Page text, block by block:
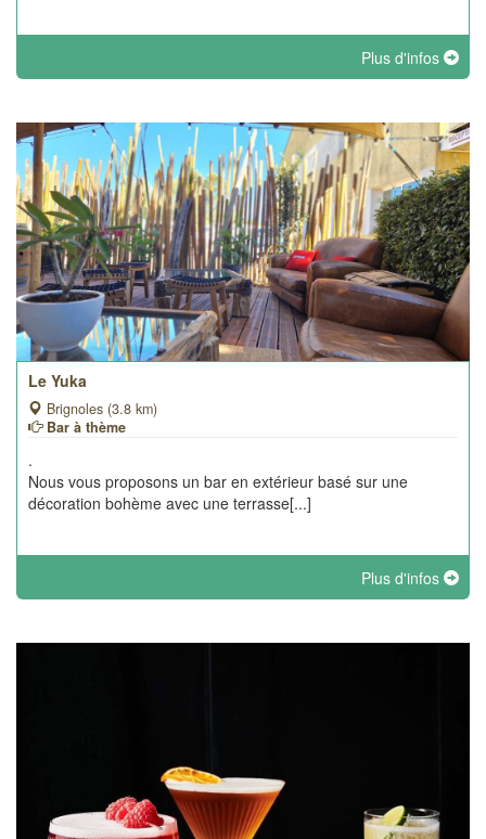
Plus d'infos
Le Yuka
Brignoles (3.8 km)
Bar à thème
.
Nous vous proposons un bar en extérieur basé sur une
décoration bohème avec une terrasse[...]
Plus d'infos